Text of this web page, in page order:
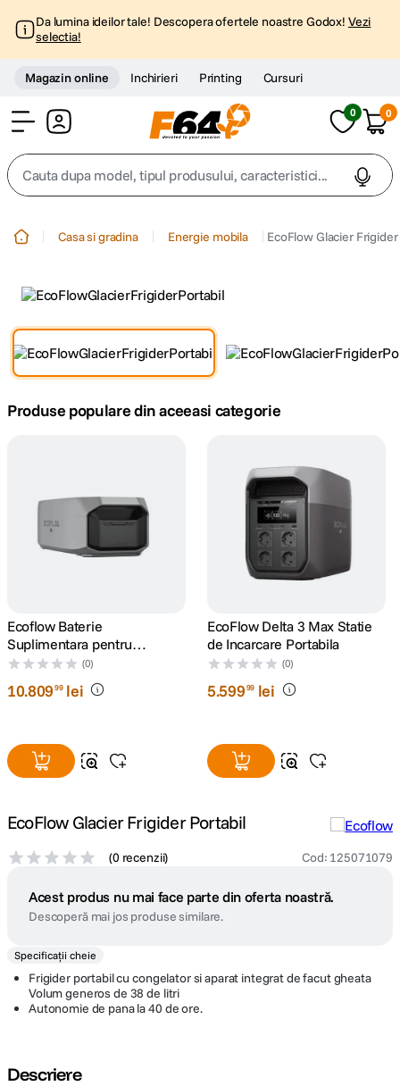
Da lumina ideilor tale! Descopera ofertele noastre Godox! Vezi
selectia!
Magazin online Inchirieri Printing Cursuri
0 0
Cauta dupa model, tipul produsului, caracteristici...
3. trepied telefon
7. sony fx
10 . dji osmo
Casa si gradina Energie mobila EcoFlow Glacier
Produse populare din aceeasi categorie
Ecoflow Baterie
Suplimentara pentru
EcoFlow Delta Pro 3
(0)
10.80999 lei
EcoFlow Delta 3 Max Statie
de Incarcare Portabila
(0)
5.59999 lei
EcoFlow Glacier Frigider Portabil
(0 recenzii) Cod: 125071079
Acest produs nu mai face parte din oferta noastră.
Descoperă mai jos produse similare.
Specificații cheie
Frigider portabil cu congelator si aparat integrat de facut gheata
Volum generos de 38 de litri
Autonomie de pana la 40 de ore.
Descriere